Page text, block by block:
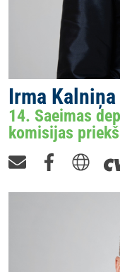
Irma Kalniņa
14. Saeimas
komisijas